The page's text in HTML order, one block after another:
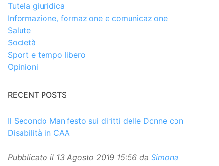
Tutela giuridica
Informazione, formazione e comunicazione
Salute
Società
Sport e tempo libero
Opinioni
RECENT POSTS
Il Secondo Manifesto sui diritti delle Donne con
Disabilità in CAA
Pubblicato il 13 Agosto 2019 15:56 da Simona